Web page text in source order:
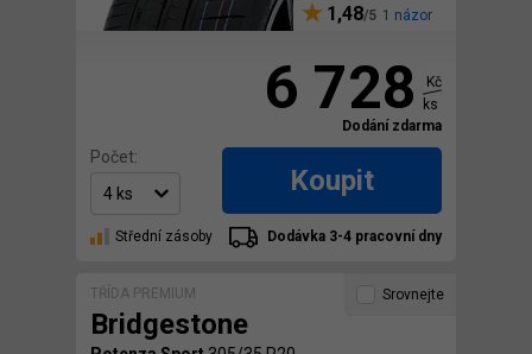
1,48 1 názor
6 728
Kč
ks
Dodání zdarma
Počet:
Koupit
Střední zásoby Dodávka 3-4 pracovní dny
TŘÍDA PREMIUM
Bridgestone
Srovnejte